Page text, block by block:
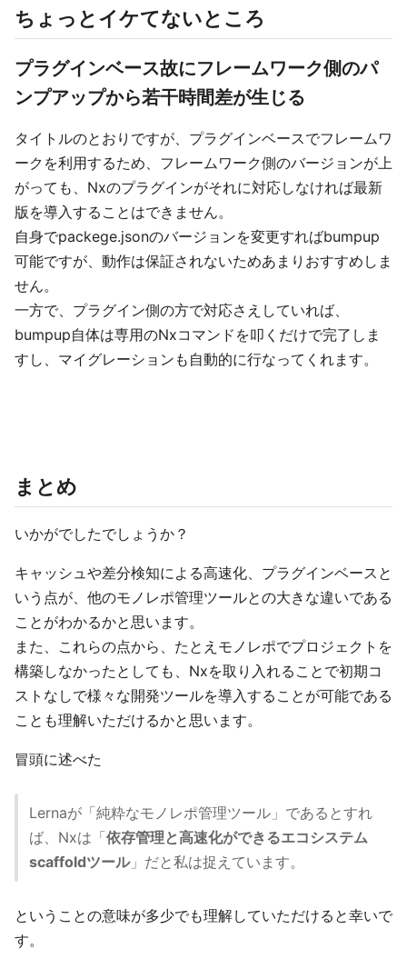
ちょっとイケてないところ
プラグインベース故にフレームワーク側のパ
ンプアップから若干時間差が生じる
タイトルのとおりですが、プラグインベースでフレームワ
ークを利用するため、フレームワーク側のバージョンが上
がっても、Nxのプラグインがそれに対応しなければ最新
版を導入することはできません。
自身でpackege.jsonのバージョンを変更すればbumpup
可能ですが、動作は保証されないためあまりおすすめしま
せん。
一方で、プラグイン側の方で対応さえしていれば、
bumpup自体は専用のNxコマンドを叩くだけで完了しま
すし、マイグレーションも自動的に行なってくれます。
まとめ
いかがでしたでしょうか？
キャッシュや差分検知による高速化、プラグインベースと
いう点が、他のモノレポ管理ツールとの大きな違いである
ことがわかるかと思います。
また、これらの点から、たとえモノレポでプロジェクトを
構築しなかったとしても、Nxを取り入れることで初期コ
ストなしで様々な開発ツールを導入することが可能である
ことも理解いただけるかと思います。
冒頭に述べた
Lernaが「純粋なモノレポ管理ツール」であるとすれ
ば、Nxは「依存管理と高速化ができるエコシステム
scaffoldツール」だと私は捉えています。
ということの意味が多少でも理解していただけると幸いで
す。